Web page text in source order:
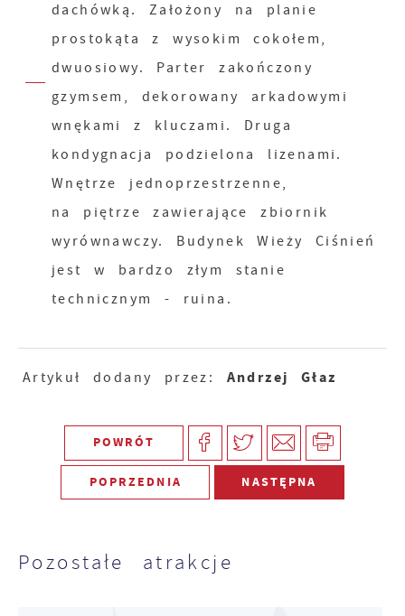
dachówką. Założony na planie
prostokąta z wysokim cokołem,
dwuosiowy. Parter zakończony
gzymsem, dekorowany arkadowymi
wnękami z kluczami. Druga
kondygnacja podzielona lizenami.
Wnętrze jednoprzestrzenne,
na piętrze zawierające zbiornik
wyrównawczy. Budynek Wieży Ciśnień
jest w bardzo złym stanie
technicznym - ruina.
Artykuł dodany przez: Andrzej Głaz
POWRÓT
POPRZEDNIA NASTĘPNA
Pozostałe atrakcje